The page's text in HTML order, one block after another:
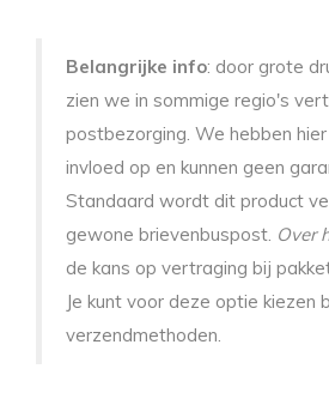
Belangrijke info: door grote
zien we in sommige regio's
postbezorging. We hebben
invloed op en kunnen geen
Standaard wordt dit product
gewone brievenbuspost. Over
de kans op vertraging bij
Je kunt voor deze optie kiezen
verzendmethoden.